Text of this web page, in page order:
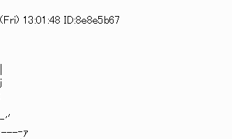
13:01:48 ID:8e8e5b67
ｧ